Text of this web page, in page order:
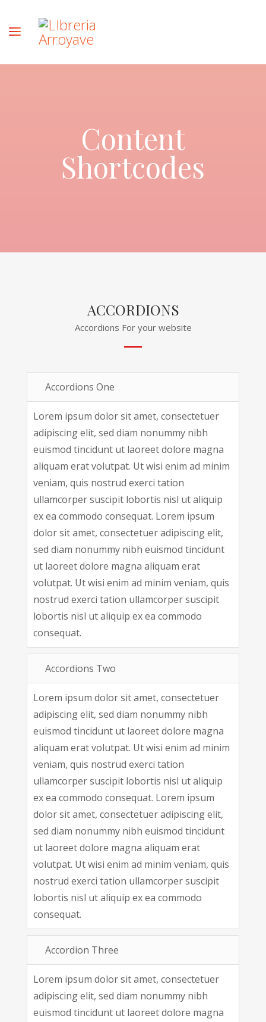
Content
Shortcodes
ACCORDIONS
Accordions For your website
Accordions One
Lorem ipsum dolor sit amet, consectetuer
adipiscing elit, sed diam nonummy nibh
euismod tincidunt ut laoreet dolore magna
aliquam erat volutpat. Ut wisi enim ad minim
veniam, quis nostrud exerci tation
ullamcorper suscipit lobortis nisl ut aliquip
ex ea commodo consequat. Lorem ipsum
dolor sit amet, consectetuer adipiscing elit,
sed diam nonummy nibh euismod tincidunt
ut laoreet dolore magna aliquam erat
volutpat. Ut wisi enim ad minim veniam, quis
nostrud exerci tation ullamcorper suscipit
lobortis nisl ut aliquip ex ea commodo
consequat.
Accordions Two
Lorem ipsum dolor sit amet, consectetuer
adipiscing elit, sed diam nonummy nibh
euismod tincidunt ut laoreet dolore magna
aliquam erat volutpat. Ut wisi enim ad minim
veniam, quis nostrud exerci tation
ullamcorper suscipit lobortis nisl ut aliquip
ex ea commodo consequat. Lorem ipsum
dolor sit amet, consectetuer adipiscing elit,
sed diam nonummy nibh euismod tincidunt
ut laoreet dolore magna aliquam erat
volutpat. Ut wisi enim ad minim veniam, quis
nostrud exerci tation ullamcorper suscipit
lobortis nisl ut aliquip ex ea commodo
consequat.
Accordion Three
Lorem ipsum dolor sit amet, consectetuer
adipiscing elit, sed diam nonummy nibh
euismod tincidunt ut laoreet dolore magna